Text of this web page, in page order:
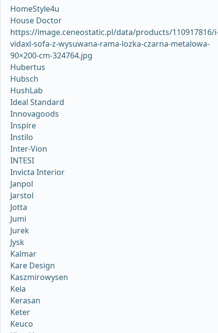
HomeStyle4u
House Doctor
https://image.ceneostatic.pl/data/products/110917816/
vidaxl-sofa-z-wysuwana-rama-lozka-czarna-metalowa-
90×200-cm-324764.jpg
Hubertus
Hubsch
HushLab
Ideal Standard
Innovagoods
Inspire
Instilo
Inter-Vion
INTESI
Invicta Interior
Janpol
Jarstol
Jotta
Jumi
Jurek
Jysk
Kalmar
Kare Design
Kaszmirowysen
Kela
Kerasan
Keter
Keuco